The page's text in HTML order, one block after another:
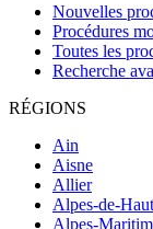
Nouvelles
Procédures
Toutes les
Recherche
RÉGIONS
Ain
Aisne
Allier
Alpes-de-
Alpes-